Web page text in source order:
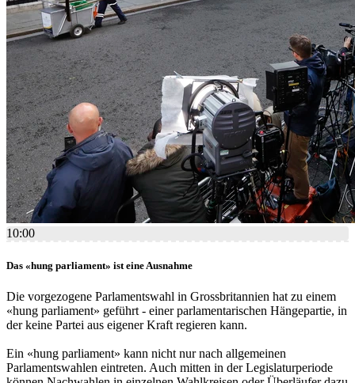
10:00
Das «hung parliament» ist eine Ausnahme
Die vorgezogene Parlamentswahl in Grossbritannien hat zu einem
«hung parliament» geführt - einer parlamentarischen Hängepartie, in
der keine Partei aus eigener Kraft regieren kann.
Ein «hung parliament» kann nicht nur nach allgemeinen
Parlamentswahlen eintreten. Auch mitten in der Legislaturperiode